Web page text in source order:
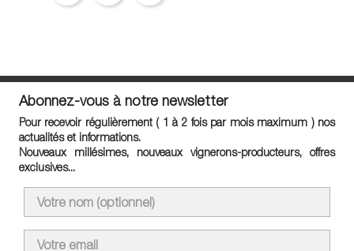
Abonnez-vous à notre newsletter
Pour recevoir régulièrement ( 1 à 2 fois par mois maximum ) nos
actualités et informations.
Nouveaux millésimes, nouveaux vignerons-producteurs, offres
exclusives...